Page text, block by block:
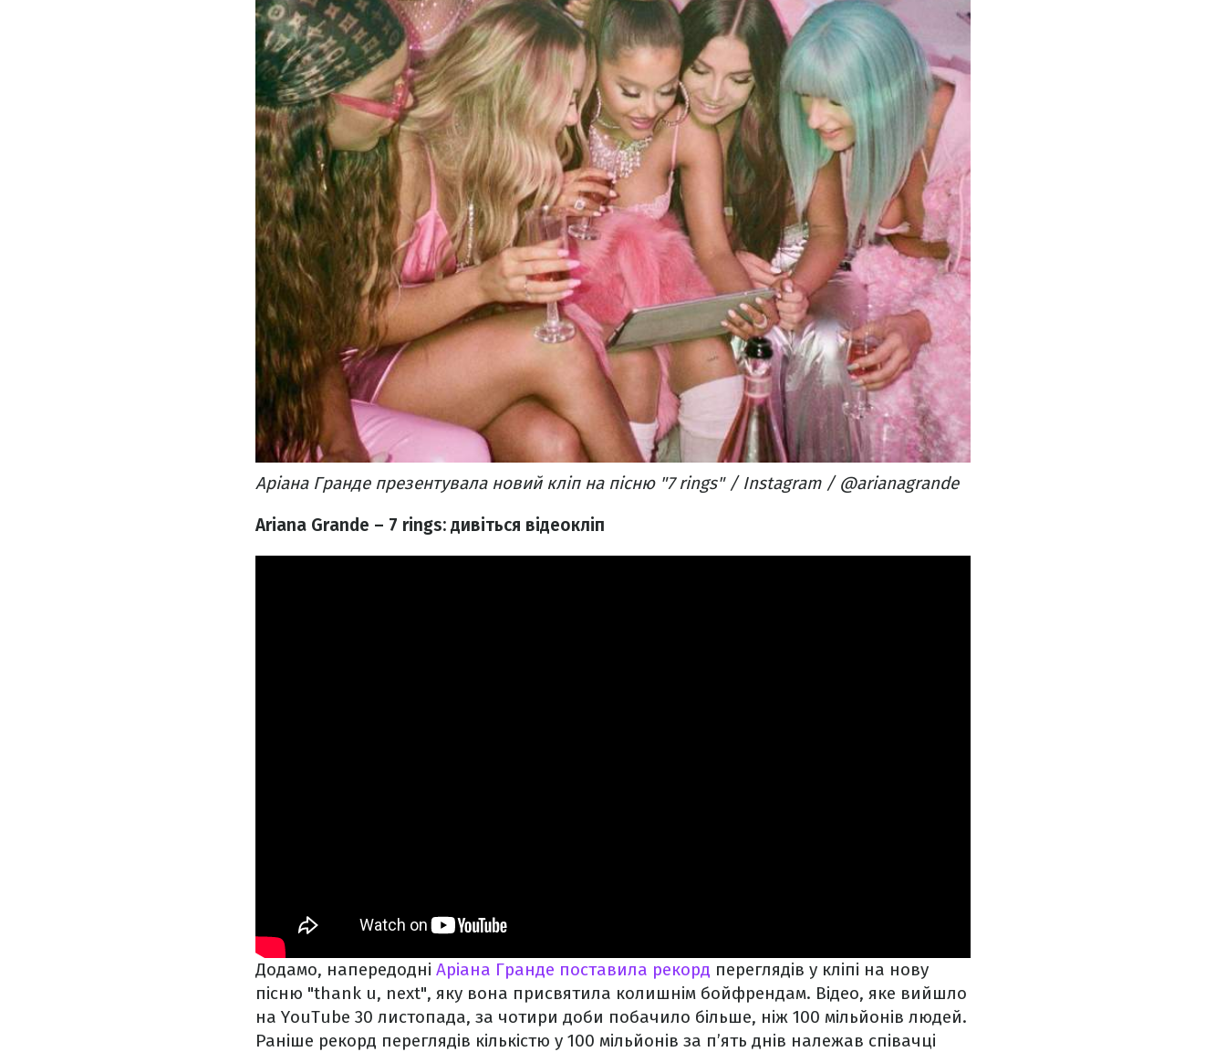
Аріана Гранде презентувала новий кліп на пісню "7 rings" / Instagram / @arianagrande
Ariana Grande – 7 rings: дивіться відеокліп
Додамо, напередодні Аріана Гранде поставила рекорд переглядів у кліпі на нову
пісню "thank u, next", яку вона присвятила колишнім бойфрендам. Відео, яке вийшло
на YouTube 30 листопада, за чотири доби побачило більше, ніж 100 мільйонів людей.
Раніше рекорд переглядів кількістю у 100 мільйонів за п’ять днів належав співачці